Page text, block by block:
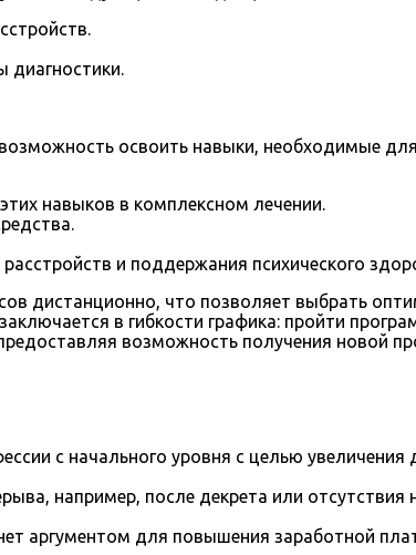
диагностики.
освоить навыки, необходимые
навыков в комплексном лечении.
и поддержания психического
дистанционно, что позволяет выбрать
в гибкости графика: пройти
возможность получения новой
с начального уровня с целью увеличения
например, после декрета или отсутствия
аргументом для повышения заработной